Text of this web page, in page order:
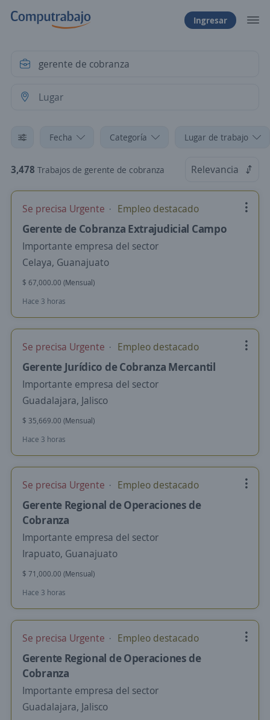
Ingresar
Fecha Categoría Lugar de trabajo
3,478 Trabajos de gerente de cobranza Relevancia
Se precisa Urgente Empleo destacado
Gerente de Cobranza Extrajudicial Campo
Importante empresa del sector
Celaya, Guanajuato
$ 67,000.00 (Mensual)
Hace 3 horas
Se precisa Urgente Empleo destacado
Gerente Jurídico de Cobranza Mercantil
Importante empresa del sector
Guadalajara, Jalisco
$ 35,669.00 (Mensual)
Hace 3 horas
Se precisa Urgente Empleo destacado
Gerente Regional de Operaciones de
Cobranza
Importante empresa del sector
Irapuato, Guanajuato
$ 71,000.00 (Mensual)
Hace 3 horas
Se precisa Urgente Empleo destacado
Gerente Regional de Operaciones de
Cobranza
Importante empresa del sector
Guadalajara, Jalisco